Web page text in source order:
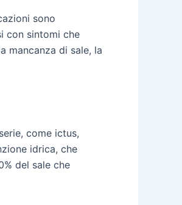
sono
con sintomi che
mancanza di sale, la
come ictus,
idrica, che
del sale che